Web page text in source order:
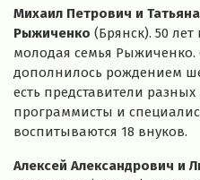
Михаил Петрович и
Рыжиченко (Брянск). 50
молодая семья Рыжиченко.
дополнилось рождением
есть представители
программисты и
воспитываются 18 внуков.
Алексей Александрович и